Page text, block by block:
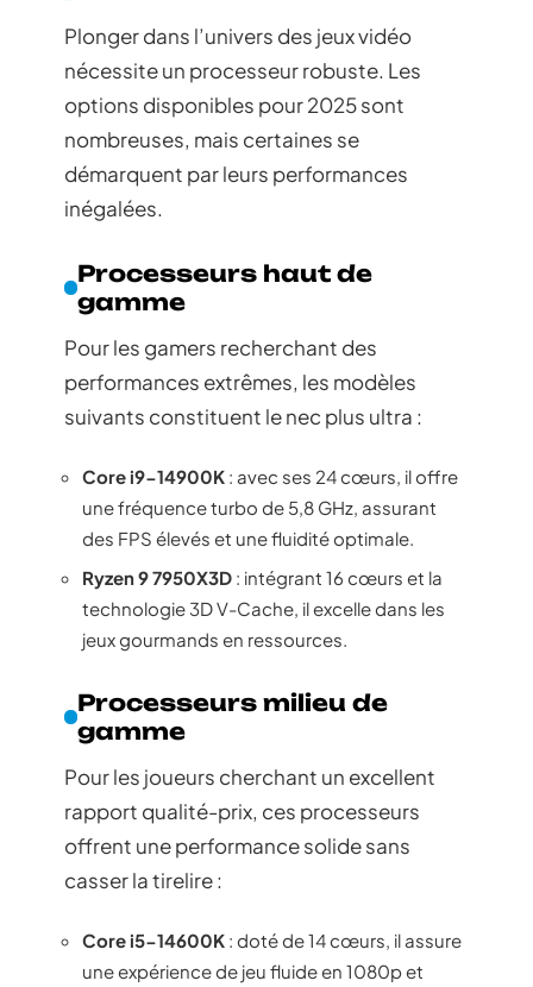
Plonger dans l’univers des jeux vidéo
nécessite un processeur robuste. Les
options disponibles pour 2025 sont
nombreuses, mais certaines se
démarquent par leurs performances
inégalées.
Processeurs haut de
gamme
Pour les gamers recherchant des
performances extrêmes, les modèles
suivants constituent le nec plus ultra :
Core i9-14900K : avec ses 24 cœurs, il offre
une fréquence turbo de 5,8 GHz, assurant
des FPS élevés et une fluidité optimale.
Ryzen 9 7950X3D : intégrant 16 cœurs et la
technologie 3D V-Cache, il excelle dans les
jeux gourmands en ressources.
Processeurs milieu de
gamme
Pour les joueurs cherchant un excellent
rapport qualité-prix, ces processeurs
offrent une performance solide sans
casser la tirelire :
Core i5-14600K : doté de 14 cœurs, il assure
une expérience de jeu fluide en 1080p et